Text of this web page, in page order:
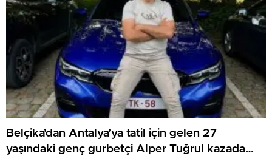
Belçika’dan Antalya’ya tatil için gelen 27
yaşındaki genç gurbetçi Alper Tuğrul kazada